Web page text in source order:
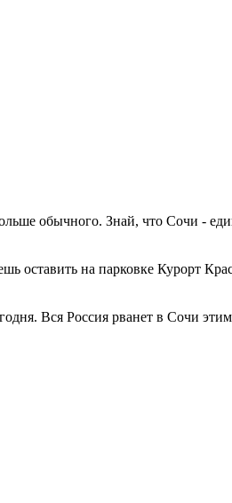
обычного. Знай, что Сочи -
оставить на парковке Курорт
Вся Россия рванет в Сочи